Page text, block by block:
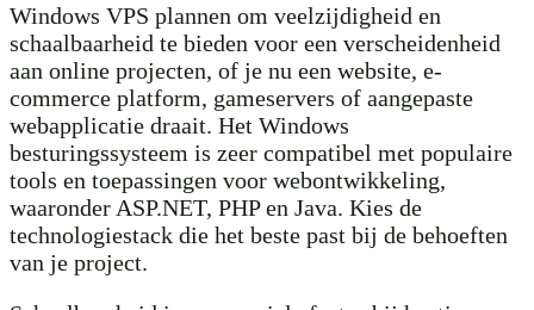
Windows VPS plannen om veelzijdigheid en
schaalbaarheid te bieden voor een verscheidenheid
aan online projecten, of je nu een website, e-
commerce platform, gameservers of aangepaste
webapplicatie draait. Het Windows
besturingssysteem is zeer compatibel met populaire
tools en toepassingen voor webontwikkeling,
waaronder ASP.NET, PHP en Java. Kies de
technologiestack die het beste past bij de behoeften
van je project.